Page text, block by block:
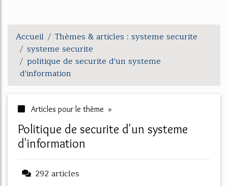
Accueil
Thèmes & articles : systeme securite
systeme securite
politique de securite d'un systeme
d'information
Articles pour le thème »
politique de securite d'un systeme
d'information
292 articles